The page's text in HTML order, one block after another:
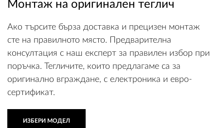
Монтаж на оригинален теглич
Ако търсите бърза доставка и прецизен монтаж
сте на правилното място. Предварителна
консултация с наш експерт за правилен избор при
поръчка. Тегличите, които предлагаме са за
оригинално вграждане, с електроника и евро-
сертификат.
ИЗБЕРИ МОДЕЛ
РЕГИСТРАЦИЯ
КОНТАКТИ
ОБЩИ УСЛОВИЯ
УСЛОВИЯ ЗА ДОСТАВКА
ЛИЧНИ ДАННИ